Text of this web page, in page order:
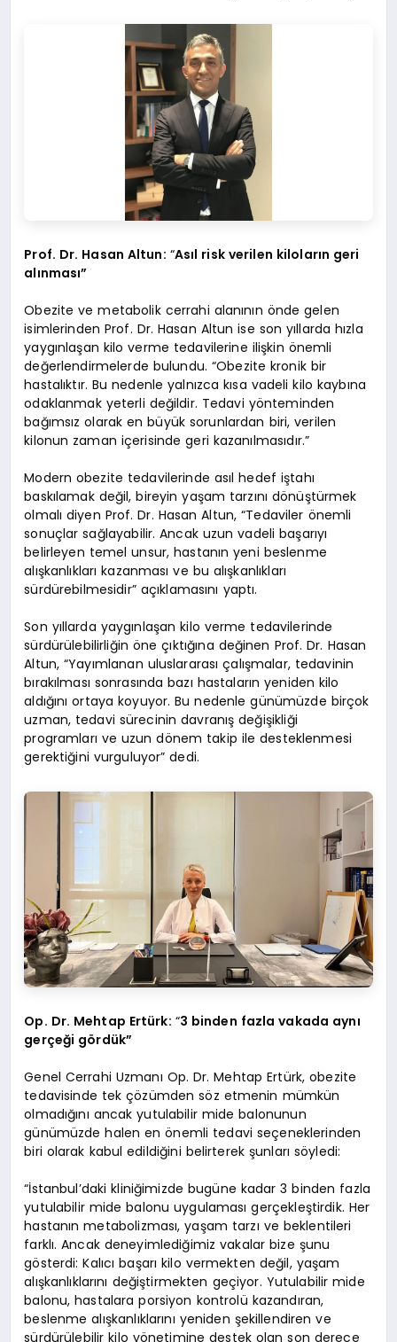
Prof. Dr. Hasan Altun: “Asıl risk verilen kiloların geri
alınması”
Obezite ve metabolik cerrahi alanının önde gelen
isimlerinden Prof. Dr. Hasan Altun ise son yıllarda hızla
yaygınlaşan kilo verme tedavilerine ilişkin önemli
değerlendirmelerde bulundu. “Obezite kronik bir
hastalıktır. Bu nedenle yalnızca kısa vadeli kilo kaybına
odaklanmak yeterli değildir. Tedavi yönteminden
bağımsız olarak en büyük sorunlardan biri, verilen
kilonun zaman içerisinde geri kazanılmasıdır.”
Modern obezite tedavilerinde asıl hedef iştahı
baskılamak değil, bireyin yaşam tarzını dönüştürmek
olmalı diyen Prof. Dr. Hasan Altun, “Tedaviler önemli
sonuçlar sağlayabilir. Ancak uzun vadeli başarıyı
belirleyen temel unsur, hastanın yeni beslenme
alışkanlıkları kazanması ve bu alışkanlıkları
sürdürebilmesidir” açıklamasını yaptı.
Son yıllarda yaygınlaşan kilo verme tedavilerinde
sürdürülebilirliğin öne çıktığına değinen Prof. Dr. Hasan
Altun, “Yayımlanan uluslararası çalışmalar, tedavinin
bırakılması sonrasında bazı hastaların yeniden kilo
aldığını ortaya koyuyor. Bu nedenle günümüzde birçok
uzman, tedavi sürecinin davranış değişikliği
programları ve uzun dönem takip ile desteklenmesi
gerektiğini vurguluyor” dedi.
Op. Dr. Mehtap Ertürk: “3 binden fazla vakada aynı
gerçeği gördük”
Genel Cerrahi Uzmanı Op. Dr. Mehtap Ertürk, obezite
tedavisinde tek çözümden söz etmenin mümkün
olmadığını ancak yutulabilir mide balonunun
günümüzde halen en önemli tedavi seçeneklerinden
biri olarak kabul edildiğini belirterek şunları söyledi:
“İstanbul’daki kliniğimizde bugüne kadar 3 binden fazla
yutulabilir mide balonu uygulaması gerçekleştirdik. Her
hastanın metabolizması, yaşam tarzı ve beklentileri
farklı. Ancak deneyimlediğimiz vakalar bize şunu
gösterdi: Kalıcı başarı kilo vermekten değil, yaşam
alışkanlıklarını değiştirmekten geçiyor. Yutulabilir mide
balonu, hastalara porsiyon kontrolü kazandıran,
beslenme alışkanlıklarını yeniden şekillendiren ve
sürdürülebilir kilo yönetimine destek olan son derece